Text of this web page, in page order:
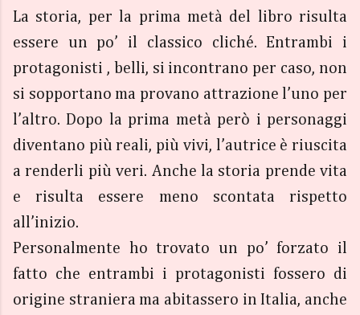
La storia, per la prima metà del libro risulta
essere un po’ il classico cliché. Entrambi i
protagonisti , belli, si incontrano per caso, non
si sopportano ma provano attrazione l’uno per
l’altro. Dopo la prima metà però i personaggi
diventano più reali, più vivi, l’autrice è riuscita
a renderli più veri. Anche la storia prende vita
e risulta essere meno scontata rispetto
all’inizio.
Personalmente ho trovato un po’ forzato il
fatto che entrambi i protagonisti fossero di
origine straniera ma abitassero in Italia, anche